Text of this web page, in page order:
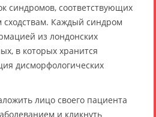
синдромов, соответствующих
Каждый синдром
из лондонских
в которых хранится
дисморфологических
лицо своего пациента
и кликнуть